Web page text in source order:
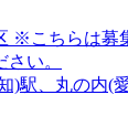
※こちらは募
い。
)駅、丸の内(